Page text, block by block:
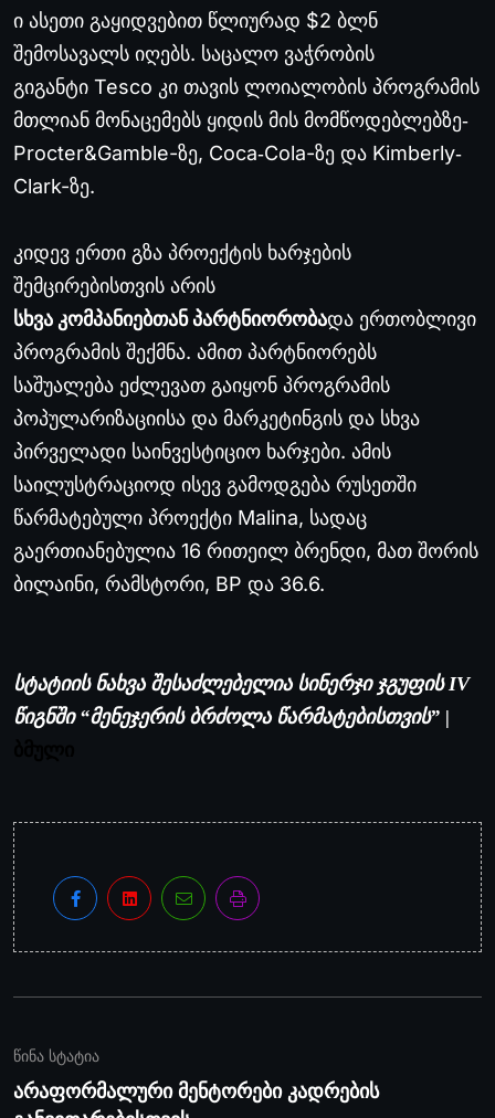
ი ასეთი გაყიდვებით წლიურად $2 ბლნ
შემოსავალს იღებს. საცალო ვაჭრობის
გიგანტი Tesco კი თავის ლოიალობის პროგრამის
მთლიან მონაცემებს ყიდის მის მომწოდებლებზე‐
Procter&Gamble-ზე, Coca‐Cola-ზე და Kimberly‐
Clark-ზე.
კიდევ ერთი გზა პროექტის ხარჯების
შემცირებისთვის არის
სხვა კომპანიებთან პარტნიორობადა ერთობლივი
პროგრამის შექმნა. ამით პარტნიორებს
საშუალება ეძლევათ გაიყონ პროგრამის
პოპულარიზაციისა და მარკეტინგის და სხვა
პირველადი საინვესტიციო ხარჯები. ამის
საილუსტრაციოდ ისევ გამოდგება რუსეთში
წარმატებული პროექტი Malina, სადაც
გაერთიანებულია 16 რითეილ ბრენდი, მათ შორის
ბილაინი, რამსტორი, BP და 36.6.
სტატიის ნახვა შესაძლებელია სინერჯი ჯგუფის IV
წიგნში “მენეჯერის ბრძოლა წარმატებისთვის” |
წინა სტატია
არაფორმალური მენტორები კადრების